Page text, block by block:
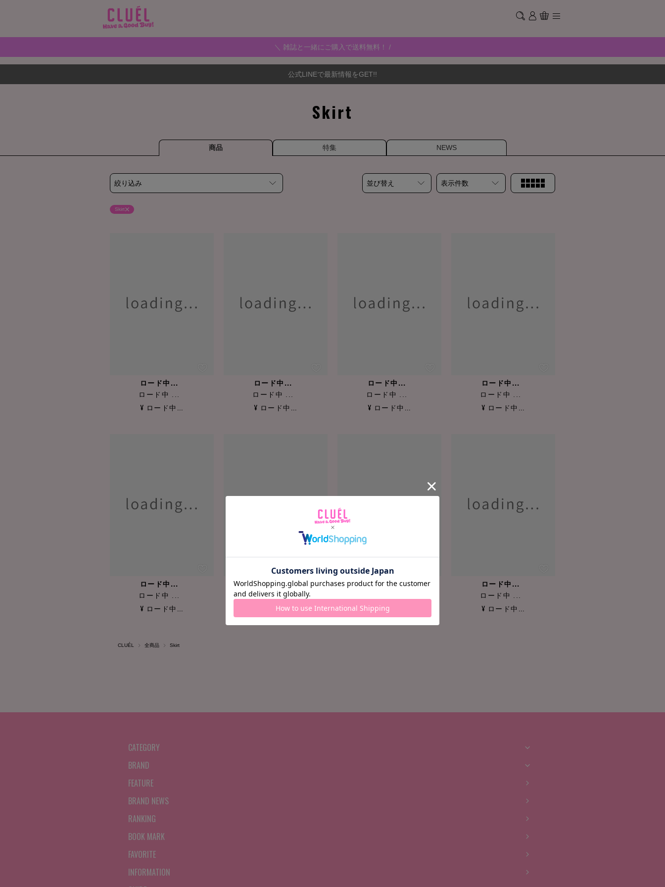
＼ 雑誌と一緒にご購入で送料無料！ /
公式LINEで最新情報をGET!!
Skirt
商品 特集 NEWS
絞り込み 並び替え 表示件数
Skirt
ロード中...
ロード中 ...
¥ ロード中...
ロード中...
ロード中 ...
¥ ロード中...
ロード中...
ロード中 ...
¥ ロード中...
ロード中...
ロード中 ...
¥ ロード中...
ロード中...
ロード中 ...
¥ ロード中...
ロード中...
ロード中 ...
¥ ロード中...
ロード中...
¥ ロード中...
ロード中...
ロード中 ...
¥ ロード中...
CLUÉL 全商品 Skirt
CATEGORY
BRAND
FEATURE
BRAND NEWS
RANKING
BOOK MARK
FAVORITE
INFORMATION